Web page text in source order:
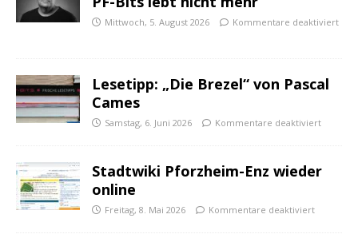
Mittwoch, 5. August 2026 Kommentare deaktiviert
Lesetipp: „Die Brezel“ von Pascal
Cames
Samstag, 6. Juni 2026 Kommentare deaktiviert
Stadtwiki Pforzheim-Enz wieder
online
Freitag, 8. Mai 2026 Kommentare deaktiviert